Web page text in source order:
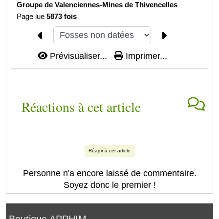
Groupe de Valenciennes-Mines de Thivencelles
Page lue5873 fois
Prévisualiser... Imprimer...
Réactions à cet article
Réagir à cet article
Personne n'a encore laissé de commentaire.
Soyez donc le premier !